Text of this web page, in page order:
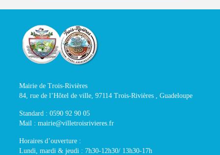
Mairie de Trois-Rivières
84, rue de l’Hôtel de ville, 97114 Trois-Rivières , Guadeloupe
Standard : 0590 92 90 05
Mail : mairie@villetroisrivieres.fr
Horaires d’ouverture :
Lundi, mardi & jeudi : 7h30-12h30/ 13h30-17h